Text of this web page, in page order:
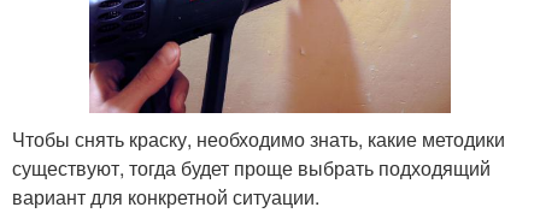
Чтобы снять краску, необходимо знать, какие методики
существуют, тогда будет проще выбрать подходящий
вариант для конкретной ситуации.